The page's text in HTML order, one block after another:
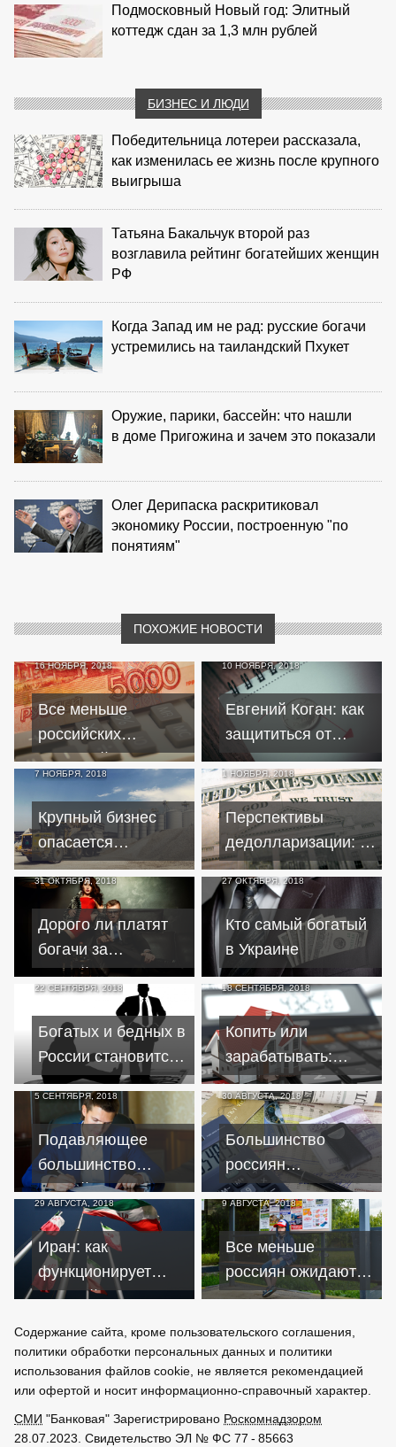
Подмосковный Новый год: Элитный
коттедж сдан за 1,3 млн рублей
БИЗНЕС И ЛЮДИ
Победительница лотереи рассказала,
как изменилась ее жизнь после крупного
выигрыша
Татьяна Бакальчук второй раз
возглавила рейтинг богатейших женщин
РФ
Когда Запад им не рад: русские богачи
устремились на таиландский Пхукет
Оружие, парики, бассейн: что нашли
в доме Пригожина и зачем это показали
Олег Дерипаска раскритиковал
экономику России, построенную "по
понятиям"
ПОХОЖИЕ НОВОСТИ
16 НОЯБРЯ, 2018
Все меньше
российских
компаний занимают
средства у
инвесторов
10 НОЯБРЯ, 2018
Евгений Коган: как
защититься от
девальвации
7 НОЯБРЯ, 2018
Крупный бизнес
опасается
расширения
санкций США
1 НОЯБРЯ, 2018
Перспективы
дедолларизации: у
России $80
миллиардов
наличными
31 ОКТЯБРЯ, 2018
Дорого ли платят
богачи за
российскую
недвижимость
27 ОКТЯБРЯ, 2018
Кто самый богатый
в Украине
22 СЕНТЯБРЯ, 2018
Богатых и бедных в
России становится
всё больше
18 СЕНТЯБРЯ, 2018
Копить или
зарабатывать:
выгодно ли сегодня
вкладывать в
недвижимость
5 СЕНТЯБРЯ, 2018
Подавляющее
большинство
российских
компаний готовы
продать активы
30 АВГУСТА, 2018
Большинство
россиян
внимательно
следят за курсом
евро и доллара
29 АВГУСТА, 2018
Иран: как
функционирует
теневой рынок
валюты
9 АВГУСТА, 2018
Все меньше
россиян ожидают
светлого будущего
Содержание сайта, кроме пользовательского соглашения,
политики обработки персональных данных и политики
использования файлов cookie, не является рекомендацией
или офертой и носит информационно-справочный характер.
СМИ "Банковая" Зарегистрировано Роскомнадзором
28.07.2023. Свидетельство ЭЛ № ФС 77 - 85663